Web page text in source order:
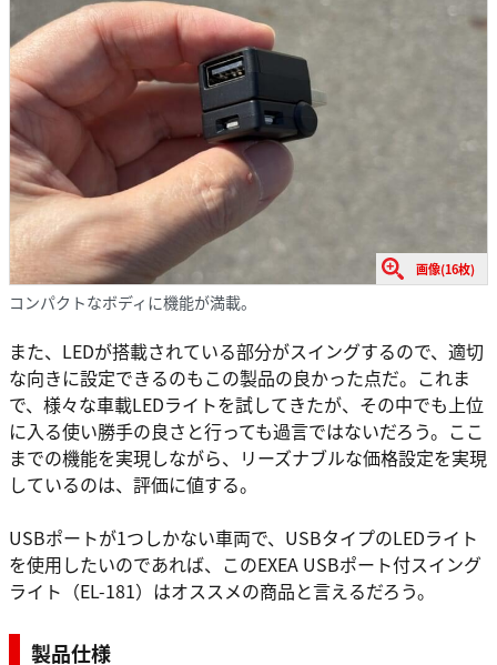
画像(16枚)
コンパクトなボディに機能が満載。
また、LEDが搭載されている部分がスイングするので、適切
な向きに設定できるのもこの製品の良かった点だ。これま
で、様々な車載LEDライトを試してきたが、その中でも上位
に入る使い勝手の良さと行っても過言ではないだろう。ここ
までの機能を実現しながら、リーズナブルな価格設定を実現
しているのは、評価に値する。
USBポートが1つしかない車両で、USBタイプのLEDライト
を使用したいのであれば、このEXEA USBポート付スイング
ライト（EL-181）はオススメの商品と言えるだろう。
製品仕様